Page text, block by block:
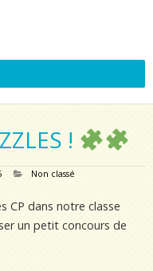
!
Non classé
CP dans notre classe
un petit concours de